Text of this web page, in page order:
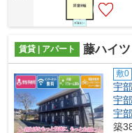
賃貸 | アパート 藤ハイツ
敷0
宇
宇
宇
築